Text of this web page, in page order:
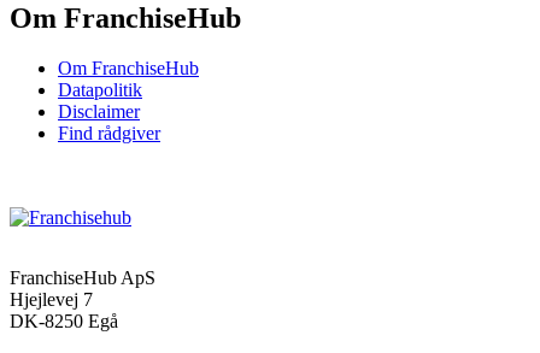
Om FranchiseHub
Om FranchiseHub
Datapolitik
Disclaimer
Find rådgiver
FranchiseHub ApS
Hjejlevej 7
DK-8250 Egå